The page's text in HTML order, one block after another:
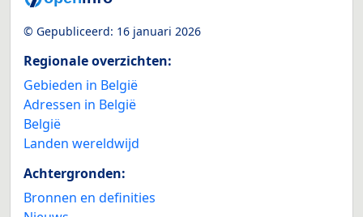
© Gepubliceerd: 16 januari 2026
Regionale overzichten:
Gebieden in België
Adressen in België
België
Landen wereldwijd
Achtergronden:
Bronnen en definities